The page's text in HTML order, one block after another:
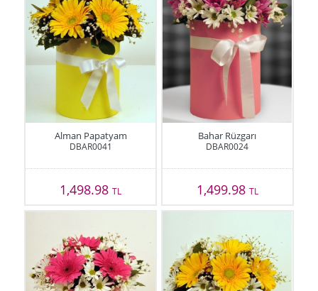
Alman Papatyam
DBAR0041
1,498.98TL
Bahar Rüzgarı
DBAR0024
1,499.98 TL